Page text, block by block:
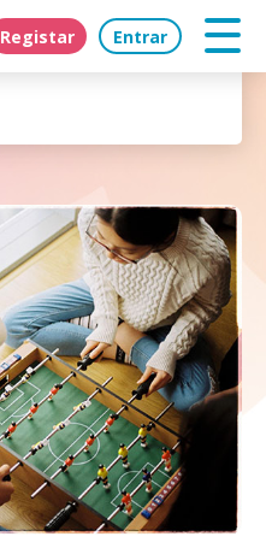
Registar Entrar